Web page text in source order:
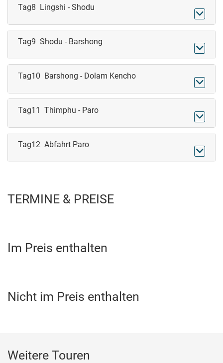
Tag8 Lingshi - Shodu

Tag9 Shodu - Barshong

Tag10 Barshong - Dolam Kencho

Tag11 Thimphu - Paro

Tag12 Abfahrt Paro

TERMINE & PREISE
Im Preis enthalten
Nicht im Preis enthalten
Weitere Touren